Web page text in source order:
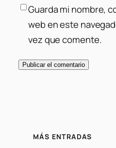
Guarda mi nombre,
web en este
vez que comente.
MÁS ENTRADAS